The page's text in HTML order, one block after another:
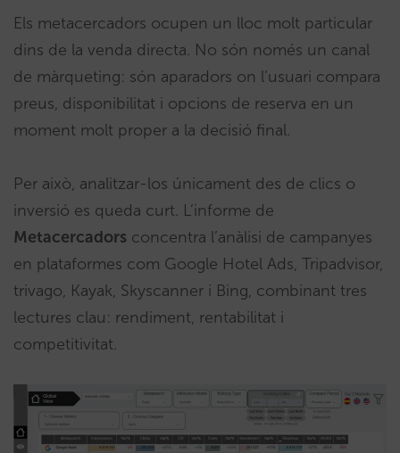
Els metacercadors ocupen un lloc molt particular
dins de la venda directa. No són només un canal
de màrqueting: són aparadors on l’usuari compara
preus, disponibilitat i opcions de reserva en un
moment molt proper a la decisió final.
Per això, analitzar-los únicament des de clics o
inversió es queda curt. L’informe de
Metacercadors concentra l’anàlisi de campanyes
en plataformes com Google Hotel Ads, Tripadvisor,
trivago, Kayak, Skyscanner i Bing, combinant tres
lectures clau: rendiment, rentabilitat i
competitivitat.